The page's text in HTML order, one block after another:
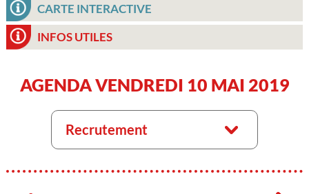
CARTE INTERACTIVE
INFOS UTILES
AGENDA VENDREDI 10 MAI 2019
Recrutement